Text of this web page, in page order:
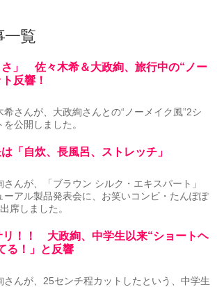
一覧
さ」 佐々木希＆大政絢、旅行中の“ノー
反響！
希さんが、大政絢さんとの“ノーメイク風”2シ
を公開しました。
「自炊、長風呂、ストレッチ」
さんが、「ブラウン シルク・エキスパート」
ーアル製品発表会に、お笑いコンビ・たんぽぽ
席しました。
リ！！ 大政絢、中学生以来“ショートヘ
る！」と反響
さんが、25センチ程カットしたという、中学生